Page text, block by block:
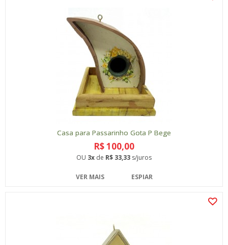
Casa para Passarinho Gota P Bege
R$ 100,00
OU 3x de R$ 33,33 s/juros
VER MAIS ESPIAR